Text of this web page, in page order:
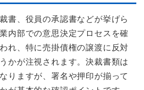
書、役員の承認書などが挙げら
内部での意思決定プロセスを確
れ、特に売掛債権の譲渡に反対
かが注視されます。決裁書類は
りますが、署名や押印が揃って